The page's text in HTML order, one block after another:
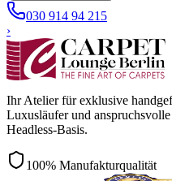
030 914 94 215
›
Ihr Atelier für exklusive
Luxusläufer und
Headless-Basis.
100% Manufakturqualität